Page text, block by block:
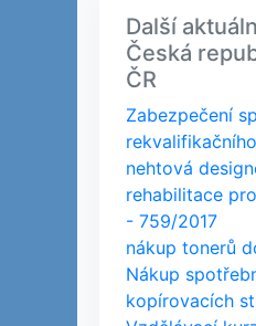
Další
Česká
ČR
Zabezpečení
nehtová
rehabilitace
- 759/2017
nákup tonerů
Nákup
kopírovacích